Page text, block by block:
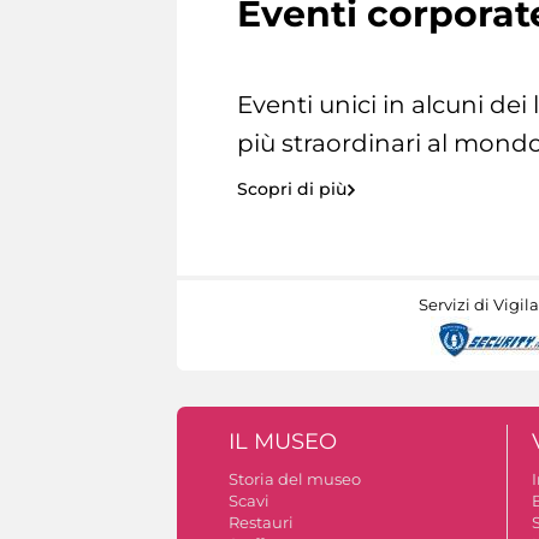
Eventi
Eventi unici in alcuni dei
più straordinari al
Scopri di più
Servizi di
IL MUSEO
Storia del museo
Scavi
Restauri